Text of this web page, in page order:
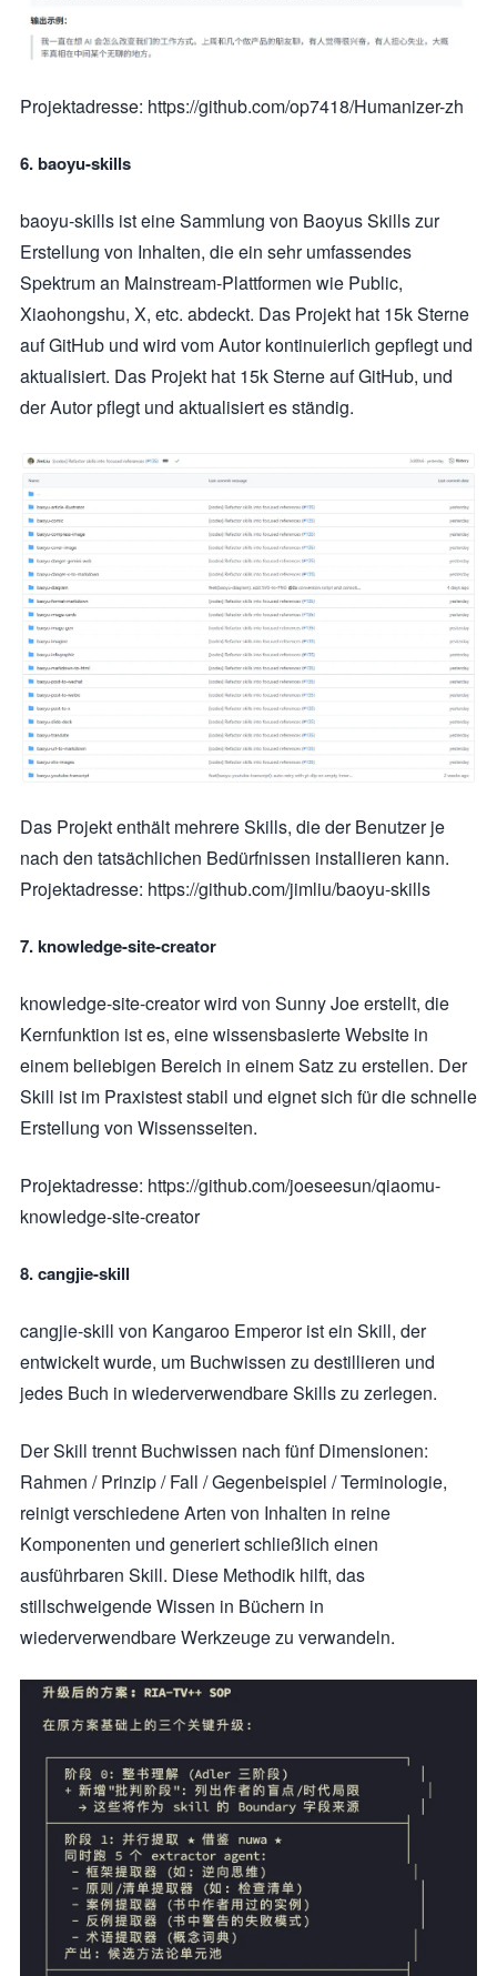
Projektadresse: https://github.com/op7418/Humanizer-zh
6. baoyu-skills
baoyu-skills ist eine Sammlung von Baoyus Skills zur
Erstellung von Inhalten, die ein sehr umfassendes
Spektrum an Mainstream-Plattformen wie Public,
Xiaohongshu, X, etc. abdeckt. Das Projekt hat 15k Sterne
auf GitHub und wird vom Autor kontinuierlich gepflegt und
aktualisiert. Das Projekt hat 15k Sterne auf GitHub, und
der Autor pflegt und aktualisiert es ständig.
Das Projekt enthält mehrere Skills, die der Benutzer je
nach den tatsächlichen Bedürfnissen installieren kann.
Projektadresse: https://github.com/jimliu/baoyu-skills
7. knowledge-site-creator
knowledge-site-creator wird von Sunny Joe erstellt, die
Kernfunktion ist es, eine wissensbasierte Website in
einem beliebigen Bereich in einem Satz zu erstellen. Der
Skill ist im Praxistest stabil und eignet sich für die schnelle
Erstellung von Wissensseiten.
Projektadresse: https://github.com/joeseesun/qiaomu-
knowledge-site-creator
8. cangjie-skill
cangjie-skill von Kangaroo Emperor ist ein Skill, der
entwickelt wurde, um Buchwissen zu destillieren und
jedes Buch in wiederverwendbare Skills zu zerlegen.
Der Skill trennt Buchwissen nach fünf Dimensionen:
Rahmen / Prinzip / Fall / Gegenbeispiel / Terminologie,
reinigt verschiedene Arten von Inhalten in reine
Komponenten und generiert schließlich einen
ausführbaren Skill. Diese Methodik hilft, das
stillschweigende Wissen in Büchern in
wiederverwendbare Werkzeuge zu verwandeln.